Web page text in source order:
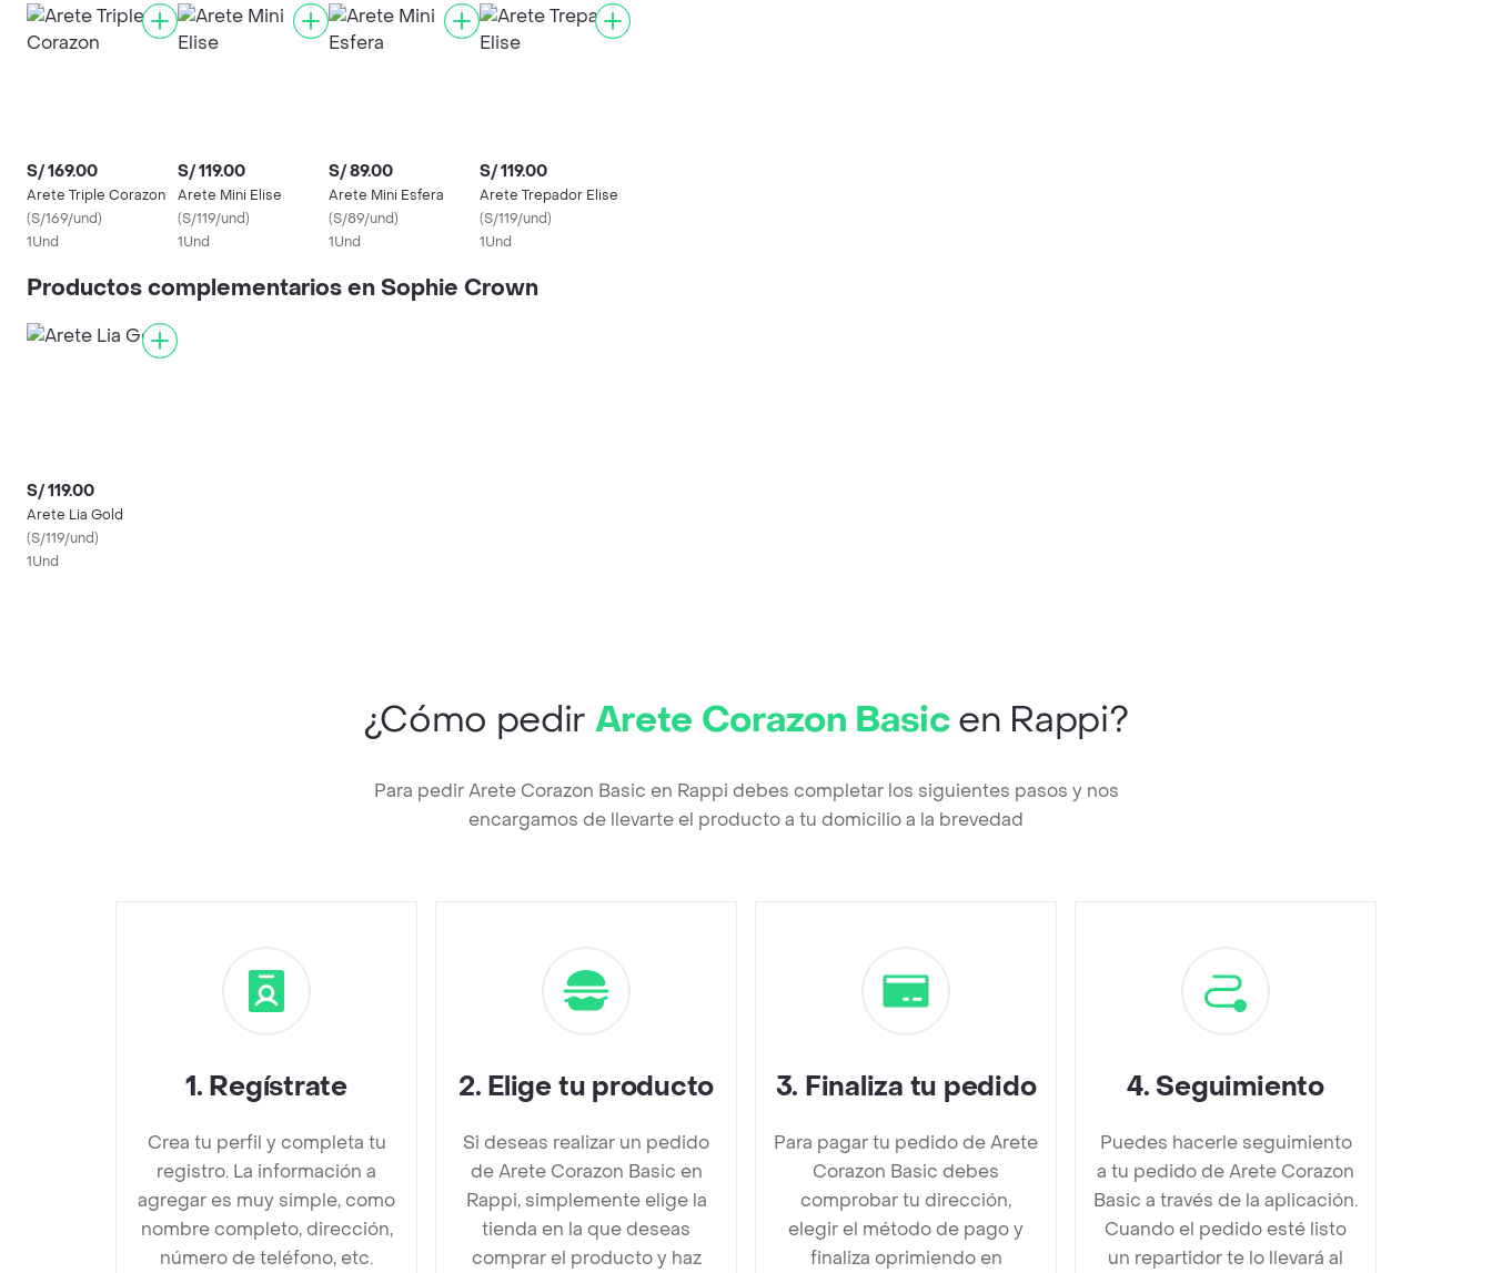
S/ 169.00
Arete Triple Corazon
(S/169/und)
1Und
S/ 119.00
Arete Mini Elise
(S/119/und)
1Und
S/ 89.00
Arete Mini Esfera
(S/89/und)
1Und
S/ 119.00
Arete Trepador Elise
(S/119/und)
1Und
Productos complementarios en Sophie Crown
S/ 119.00
Arete Lia Gold
(S/119/und)
1Und
¿Cómo pedir Arete Corazon Basicen Rappi?
Para pedir Arete Corazon Basic en Rappi debes completar los siguientes pasos y nos
encargamos de llevarte el producto a tu domicilio a la brevedad
1. Regístrate
Crea tu perfil y completa tu
registro. La información a
agregar es muy simple, como
nombre completo, dirección,
número de teléfono, etc.
2. Elige tu producto
Si deseas realizar un pedido
de Arete Corazon Basic en
Rappi, simplemente elige la
tienda en la que deseas
comprar el producto y haz
3. Finaliza tu pedido
Para pagar tu pedido de Arete
Corazon Basic debes
comprobar tu dirección,
elegir el método de pago y
finaliza oprimiendo en
4. Seguimiento
Puedes hacerle seguimiento
a tu pedido de Arete Corazon
Basic a través de la aplicación.
Cuando el pedido esté listo
un repartidor te lo llevará al